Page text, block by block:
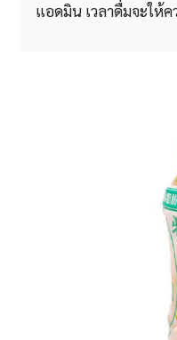
แอดมิน เวลาดื่มจะให้